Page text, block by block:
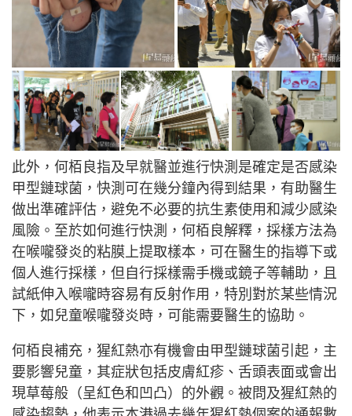
此外，何栢良指及早就醫並進行快測是確定是否感染
甲型鏈球菌，快測可在幾分鐘內得到結果，有助醫生
做出準確評估，避免不必要的抗生素使用和減少感染
風險。至於如何進行快測，何栢良解釋，採樣方法為
在喉嚨發炎的粘膜上提取樣本，可在醫生的指導下或
個人進行採樣，但自行採樣需手機或鏡子等輔助，且
試紙伸入喉嚨時容易有反射作用，特別對於某些情況
下，如兒童喉嚨發炎時，可能需要醫生的協助。
何栢良補充，猩紅熱亦有機會由甲型鏈球菌引起，主
要影響兒童，其症狀包括皮膚紅疹、舌頭表面或會出
現草莓般（呈紅色和凹凸）的外觀。被問及猩紅熱的